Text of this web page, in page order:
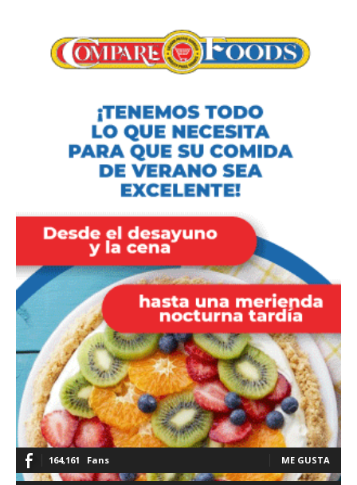
164,161 Fans ME GUSTA